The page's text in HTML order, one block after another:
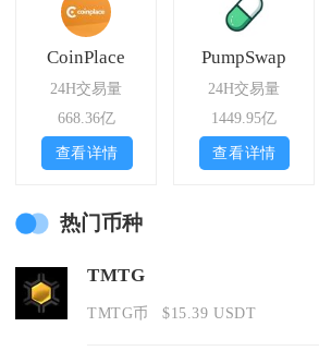
CoinPlace
24H交易量
668.36亿
查看详情
PumpSwap
24H交易量
1449.95亿
查看详情
热门币种
TMTG
TMTG币 $15.39 USDT